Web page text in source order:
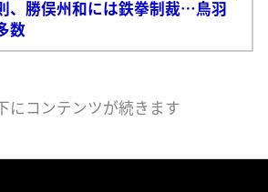
勝俣州和には鉄拳制裁…鳥羽
数
にコンテンツが続きます